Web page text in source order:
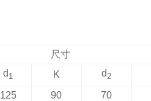
尺寸
d 1 K d2
125 90 70